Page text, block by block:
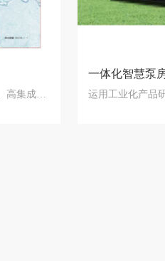
占地面积小、智能化的控制系统、高集成度、安…
一体化智慧泵